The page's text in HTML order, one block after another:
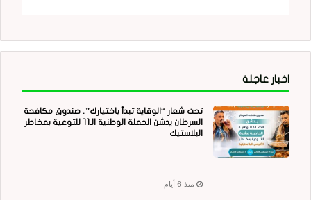
اخبار عاجلة
تحت شعار “الوقاية تبدأ باختيارك”.. صندوق مكافحة
السرطان يدشن الحملة الوطنية الـ11 للتوعية بمخاطر
البلاستيك
منذ 6 أيام